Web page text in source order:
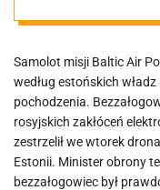
o
Samolot misji Baltic Air
według estońskich
pochodzenia.
rosyjskich zakłóceń
zestrzelił we wtorek
Estonii. Minister obrony
bezzałogowiec był